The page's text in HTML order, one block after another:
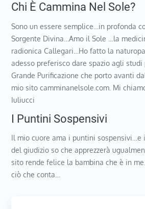
Chi È Cammina Nel Sole?
Sono un essere semplice…in profonda
Sorgente Divina…Amo il Sole …la
radionica Callegari…Ho fatto la
adesso preferisco dare spazio agli
Grande Purificazione che porto avanti
mio sito camminanelsole.com. Mi
Iuliucci
I Puntini Sospensivi
Il mio cuore ama i puntini
del giudizio so che apprezzerà
sito rende felice la bambina che è in
ciò che conta…